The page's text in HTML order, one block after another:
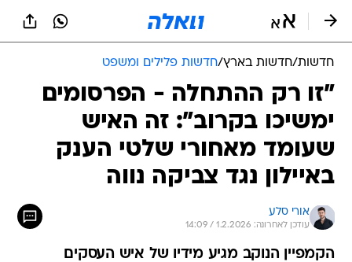
חדשות/חדשות בארץ/חדשות פלילים ומשפט
"זו רק ההתחלה - הפרסומים
ימשיכו בקרוב": זה האיש
שעומד מאחורי שלטי הענק
באיילון נגד צביקה נווה
אורי סלע
עודכן לאחרונה: 1.2.2026 / 14:09
הקמפיין הנוקב מגיע מידיו של איש העסקים